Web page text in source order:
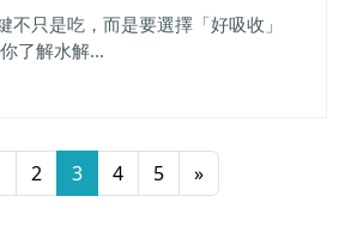
不只是吃，而是要選擇「好吸收」
了解水解...
2 3 4 5 »